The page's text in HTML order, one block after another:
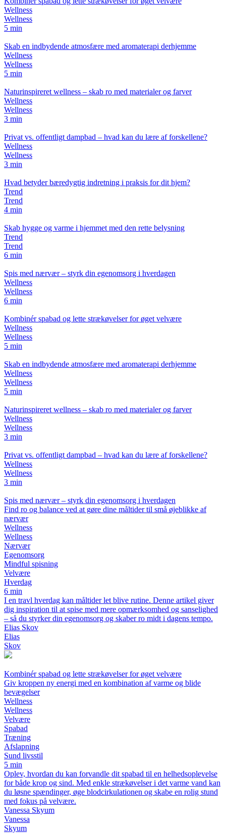
Wellness
Wellness
5 min
Skab en indbydende atmosfære med aromaterapi derhjemme
Wellness
Wellness
5 min
Naturinspireret wellness – skab ro med materialer og farver
Wellness
Wellness
3 min
Privat vs. offentligt dampbad – hvad kan du lære af forskellene?
Wellness
Wellness
3 min
Hvad betyder bæredygtig indretning i praksis for dit hjem?
Trend
Trend
4 min
Skab hygge og varme i hjemmet med den rette belysning
Trend
Trend
6 min
Spis med nærvær – styrk din egenomsorg i hverdagen
Wellness
Wellness
6 min
Kombinér spabad og lette strækøvelser for øget velvære
Wellness
Wellness
5 min
Skab en indbydende atmosfære med aromaterapi derhjemme
Wellness
Wellness
5 min
Naturinspireret wellness – skab ro med materialer og farver
Wellness
Wellness
3 min
Privat vs. offentligt dampbad – hvad kan du lære af forskellene?
Wellness
Wellness
3 min
Spis med nærvær – styrk din egenomsorg i hverdagen
Find ro og balance ved at gøre dine måltider til små øjeblikke af
nærvær
Wellness
Wellness
Nærvær
Egenomsorg
Mindful spisning
Velvære
Hverdag
6 min
I en travl hverdag kan måltider let blive rutine. Denne artikel giver
dig inspiration til at spise med mere opmærksomhed og sanselighed
– så du styrker din egenomsorg og skaber ro midt i dagens tempo.
Elias Skov
Elias
Skov
Kombinér spabad og lette strækøvelser for øget velvære
Giv kroppen ny energi med en kombination af varme og blide
bevægelser
Wellness
Wellness
Velvære
Spabad
Træning
Afslapning
Sund livsstil
5 min
Oplev, hvordan du kan forvandle dit spabad til en helhedsoplevelse
for både krop og sind. Med enkle strækøvelser i det varme vand kan
du løsne spændinger, øge blodcirkulationen og skabe en rolig stund
med fokus på velvære.
Vanessa Skyum
Vanessa
Skyum